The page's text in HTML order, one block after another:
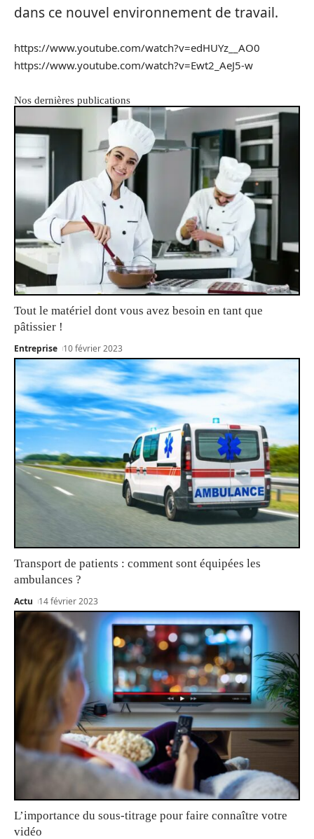
dans ce nouvel environnement de travail.
https://www.youtube.com/watch?v=edHUYz__AO0
https://www.youtube.com/watch?v=Ewt2_AeJ5-w
Nos dernières publications
Tout le matériel dont vous avez besoin en tant que
pâtissier !
Entreprise 10 février 2023
Transport de patients : comment sont équipées les
ambulances ?
Actu 14 février 2023
L’importance du sous-titrage pour faire connaître votre
vidéo